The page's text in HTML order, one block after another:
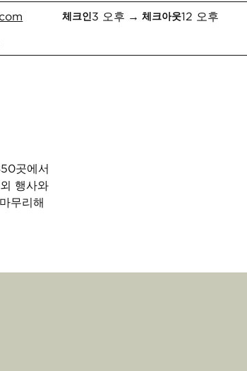
체크인3 오후 → 체크아웃12 오후
곳에서
행사와
무리해